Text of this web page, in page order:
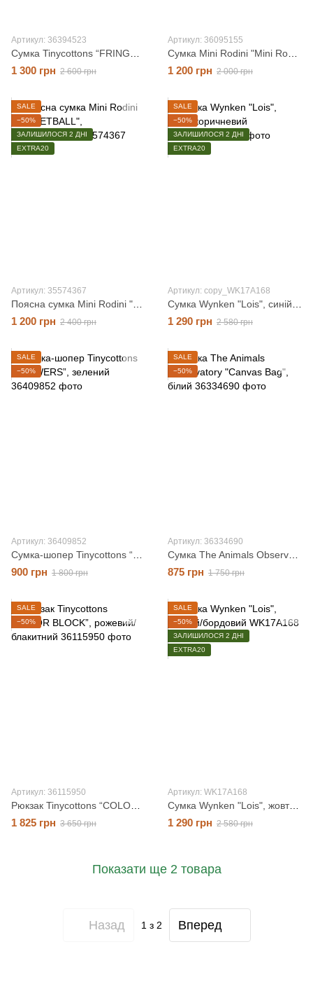
Артикул: 36394523
1 300 грн 2 600 грн
Артикул: 36095155
1 200 грн 2 000 грн
SALE
−50%
ЗАЛИШИЛОСЯ 2 ДНІ
EXTRA20
Артикул: 35574367
1 200 грн 2 400 грн
SALE
−50%
ЗАЛИШИЛОСЯ 2 ДНІ
EXTRA20
Артикул: copy_WK17A168
1 290 грн 2 580 грн
SALE
−50%
Артикул: 36409852
900 грн 1 800 грн
SALE
−50%
Артикул: 36334690
875 грн 1 750 грн
SALE
−50%
Артикул: 36115950
1 825 грн 3 650 грн
SALE
−50%
ЗАЛИШИЛОСЯ 2 ДНІ
EXTRA20
Артикул: WK17A168
Сумка Wynken "Lois", жовтий/бордовий, OS
1 290 грн 2 580 грн
Показати ще 2 товара
Назад 1 з 2 Вперед